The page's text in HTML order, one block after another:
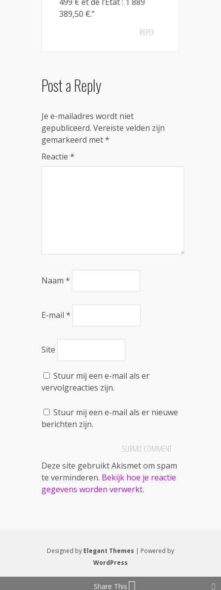
389,50 €.”
REPLY
Post a Reply
Je e-mailadres wordt niet
gepubliceerd. Vereiste velden zijn
gemarkeerd met*
Reactie *
Naam *
E-mail *
Site
Stuur mij een e-mail als er
vervolgreacties zijn.
Stuur mij een e-mail als er nieuwe
berichten zijn.
Deze site gebruikt Akismet om spam
te verminderen. Bekijk hoe je reactie
gegevens worden verwerkt.
Designed by Elegant Themes | Powered by
WordPress
Share This